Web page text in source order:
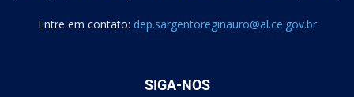
Entre em contato: dep.sargentoreginauro@al.ce.gov.br
SIGA-NOS